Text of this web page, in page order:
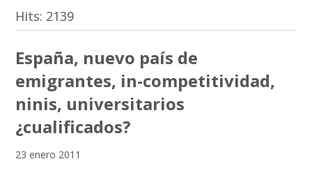
Hits: 2139
España, nuevo país de
emigrantes, in-competitividad,
ninis, universitarios
¿cualificados?
23 enero 2011